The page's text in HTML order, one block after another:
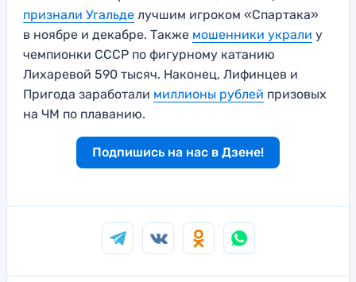
признали Угальде лучшим игроком «Спартака»
в ноябре и декабре. Также мошенники украли у
чемпионки СССР по фигурному катанию
Лихаревой 590 тысяч. Наконец, Лифинцев и
Пригода заработали миллионы рублей призовых
на ЧМ по плаванию.
Подпишись на нас в Дзене!